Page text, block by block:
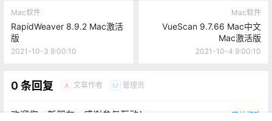
Mac软件
RapidWeaver 8.9.2 Mac激活
版
2021-10-3 9:00:10
Mac软件
VueScan 9.7.66 Mac中文
Mac激活版
2021-10-4 9:00:10
0 条回复 A 文章作者 M 管理员
欢迎您，新朋友，感谢参与互动！ 确认修改